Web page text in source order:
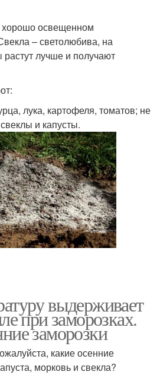
хорошо освещенном
– светолюбива, на
лучше и получают
лука, картофеля, томатов; не
и капусты.
выдерживает
при заморозках.
заморозки
какие осенние
морковь и свекла?